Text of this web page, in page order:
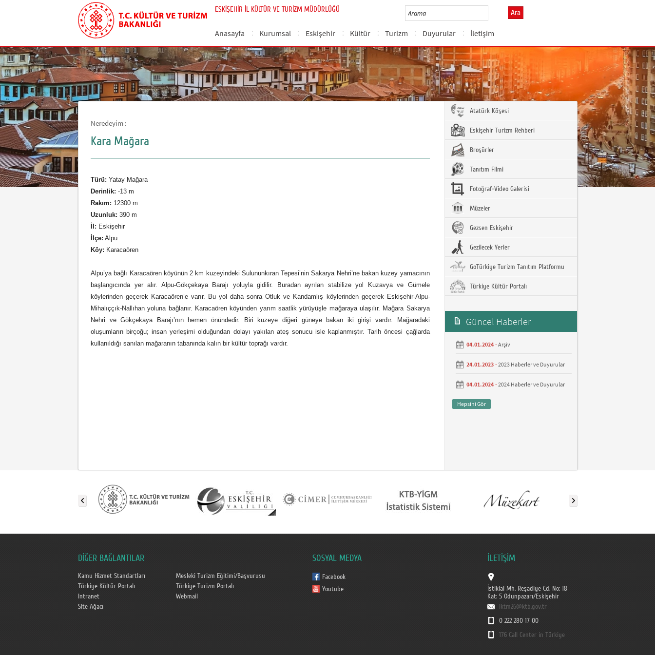
ESKİŞEHİR İL KÜLTÜR VE TURİZM MÜDÜRLÜĞÜ Ara
Anasayfa Kurumsal Eskişehir Kültür Turizm Duyurular İletişim
Neredeyim :
Kara Mağara
Türü: Yatay Mağara
Derinlik: -13 m
Rakım: 12300 m
Uzunluk: 390 m
İl: Eskişehir
İlçe: Alpu
Köy: Karacaören
Alpu’ya bağlı Karacaören köyünün 2 km kuzeyindeki Sulununkıran Tepesi’nin Sakarya Nehri’ne bakan kuzey yamacının
başlangıcında yer alır. Alpu-Gökçekaya Barajı yoluyla gidilir. Buradan ayrılan stabilize yol Kuzavya ve Gümele
köylerinden geçerek Karacaören’e varır. Bu yol daha sonra Otluk ve Kandamlış köylerinden geçerek Eskişehir-Alpu-
Mihalıççık-Nallıhan yoluna bağlanır. Karacaören köyünden yarım saatlik yürüyüşle mağaraya ulaşılır. Mağara Sakarya
Nehri ve Gökçekaya Barajı’nın hemen önündedir. Biri kuzeye diğeri güneye bakan iki girişi vardır. Mağaradaki
oluşumların birçoğu; insan yerleşimi olduğundan dolayı yakılan ateş sonucu isle kaplanmıştır. Tarih öncesi çağlarda
kullanıldığı sanılan mağaranın tabanında kalın bir kültür toprağı vardır.
Atatürk Köşesi
Eskişehir Turizm Rehberi
Broşürler
Tanıtım Filmi
Fotoğraf-Video Galerisi
Müzeler
Gezsen Eskişehir
Gezilecek Yerler
GoTürkiye Turizm Tanıtım Platformu
Türkiye Kültür Portalı
Güncel Haberler
04.01.2024 -Arşiv
24.01.2023 -2023 Haberler ve Duyurular
04.01.2024 -2024 Haberler ve Duyurular
Hepsini Gör
DİĞER BAĞLANTILAR
Kamu Hizmet Standartları
Mesleki Turizm Eğitimi/Başvurusu
Türkiye Kültür Portalı
Türkiye Turizm Portalı
Intranet
Webmail
Site Ağacı
SOSYAL MEDYA
Facebook
Youtube
İLETİŞİM
İstiklal Mh. Reşadiye Cd. No: 18
Kat: 5 Odunpazarı/Eskişehir
iktm26@ktb.gov.tr
0 222 280 17 00
176 Call Center in Türkiye